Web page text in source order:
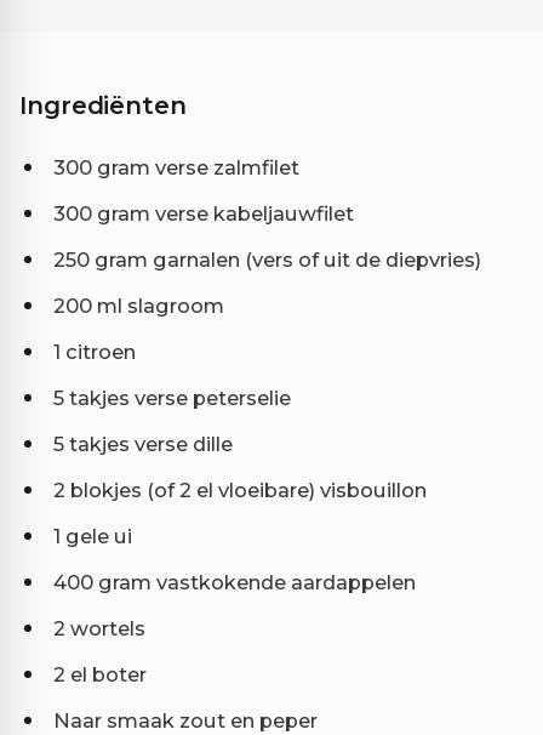
Ingrediënten
300 gram verse zalmfilet
300 gram verse kabeljauwfilet
250 gram garnalen (vers of uit de diepvries)
200 ml slagroom
1 citroen
5 takjes verse peterselie
5 takjes verse dille
2 blokjes (of 2 el vloeibare) visbouillon
1 gele ui
400 gram vastkokende aardappelen
2 wortels
2 el boter
Naar smaak zout en peper